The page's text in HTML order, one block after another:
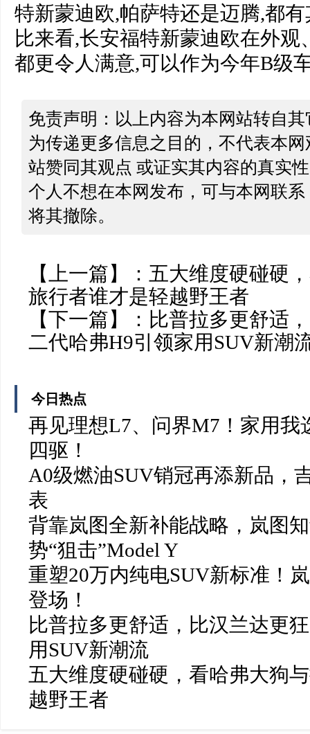
特新蒙迪欧,帕萨特还是迈腾,都
比来看,长安福特新蒙迪欧在外观
都更令人满意,可以作为今年B级
免责声明：以上内容为本网站转自
为传递更多信息之目的，不代表本
站赞同其观点 或证实其内容的真实
个人不想在本网发布，可与本网联
将其撤除。
【上一篇】： 五大维度硬碰硬
旅行者谁才是轻越野王者
【下一篇】： 比普拉多更舒适
二代哈弗H9引领家用SUV新潮
今日热点
再见理想L7、问界M7！家用我
四驱！
A0级燃油SUV销冠再添新品，
表
背靠岚图全新补能战略，岚图
势“狙击”Model Y
重塑20万内纯电SUV新标准！
登场！
比普拉多更舒适，比汉兰达更
用SUV新潮流
五大维度硬碰硬，看哈弗大狗
越野王者